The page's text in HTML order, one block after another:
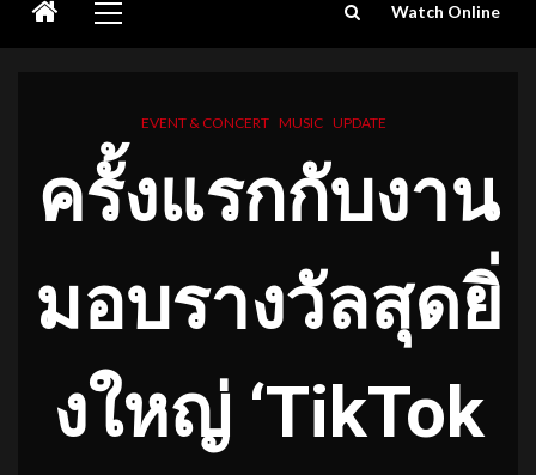
Menu
Watch Online
EVENT & CONCERT MUSIC UPDATE
ครั้งแรกกับงาน
มอบรางวัลสุดยิ่
งใหญ่ ‘TikTok